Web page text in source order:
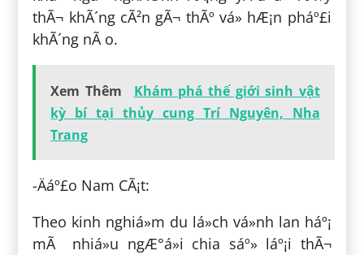
thÃ¬ khÃ´ng cÃ²n gÃ¬ thÃº vá» hÆ¡n pháº£i
khÃ´ng nÃ o.
Xem Thêm
Khám phá thế giới sinh vật
kỳ bí tại thủy cung Trí Nguyên, Nha
Trang
-Äáº£o Nam CÃ¡t:
Theo kinh nghiá»m du lá»ch vá»nh lan háº¡
mÃ nhiá»u ngÆ°á»i chia sáº» láº¡i thÃ¬